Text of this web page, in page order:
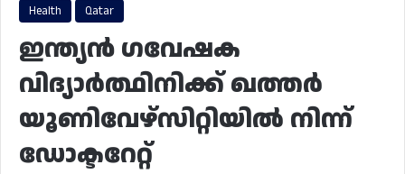
Health Qatar
ഇന്ത്യൻ ഗവേഷക
വിദ്യാർത്ഥിനിക്ക് ഖത്തർ
യൂണിവേഴ്‌സിറ്റിയിൽ നിന്ന്
ഡോക്ടറേറ്റ്